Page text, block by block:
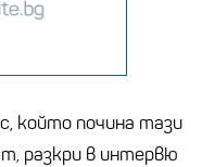
който почина тази
разкри в интервю